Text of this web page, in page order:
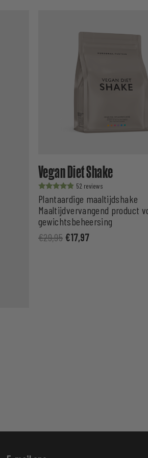
Vegan Diet Shake
Waardering
uit 5
52
Plantaardige maaltijdshake
Maaltijdvervangend product
gewichtsbeheersing
€29,95 €17,97